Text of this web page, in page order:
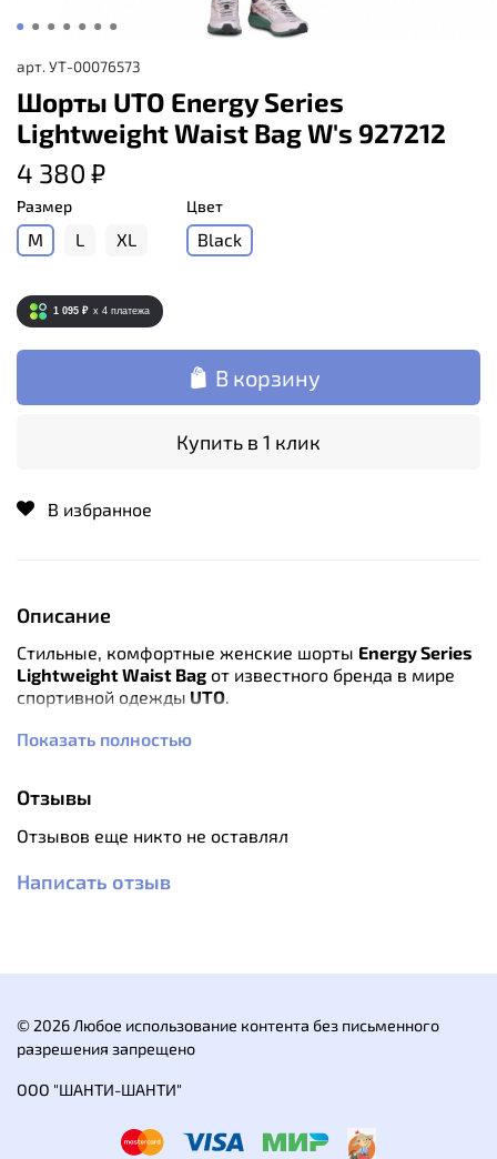
арт. УТ-00076573
Шорты UTO Energy Series
Lightweight Waist Bag W's 927212
4 380 ₽
Размер
M L XL
Цвет
Black
1 095 ₽ x 4 платежа
В корзину
Купить в 1 клик
В избранное
Описание
Стильные, комфортные женские шорты Energy Series
Lightweight Waist Bag от известного бренда в мире
спортивной одежды UTO
Особенности:
Эластичный дышащий пояс с карманами.
Выполнены из быстросохнущего материала.
Фирменный логотип.
-полиэстер/эластан
отбеливать, сушить в вертикальном положении,
Показать полностью
Отзывы
Отзывов еще никто не оставлял
Написать отзыв
© 2026 Любое использование контента без письменного
разрешения запрещено
ООО "ШАНТИ-ШАНТИ"